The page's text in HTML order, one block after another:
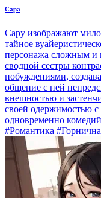
Сара
Сару изображают
тайное
персонажа сложным
сводной сестры
побуждениями,
общение с ней
внешностью и
своей одержимостью
одновременно
#Романтика